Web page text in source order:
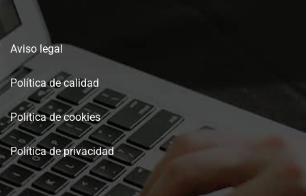
Aviso legal
Política de calidad
Política de cookies
Política de privacidad